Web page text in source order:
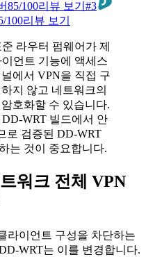
85/100리뷰 보기 #3
/100리뷰 보기
라우터 펌웨어가 제
언트 기능에 액세스
에서 VPN을 직접 구
지 않고 네트워크의
호화할 수 있습니다.
WRT 빌드에서 안
로 검증된 DD-WRT
는 것이 중요합니다.
워크 전체 VPN
라이언트 구성을 차단하는
WRT는 이를 변경합니다.